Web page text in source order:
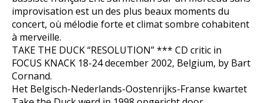
improvisation est un des plus beaux moments du
concert, où mélodie forte et climat sombre cohabitent
à merveille.
TAKE THE DUCK “RESOLUTION” *** CD critic in
FOCUS KNACK 18-24 december 2002, Belgium, by Bart
Cornand.
Het Belgisch-Nederlands-Oostenrijks-Franse kwartet